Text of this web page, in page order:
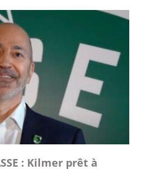
: Kilmer prêt à